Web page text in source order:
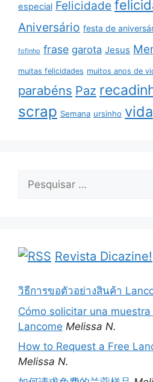
especial Felicidade
Aniversário festa de
fofinho frase garota Jesus
muitas felicidades muitos anos de
parabéns Paz
scrap Semana ursinho vida
Pesquisar
Revista Dicazine!
วิธีการขอตัวอย่างสินค้า
Cómo solicitar una
Lancome Melissa N.
How to Request a Free
Melissa N.